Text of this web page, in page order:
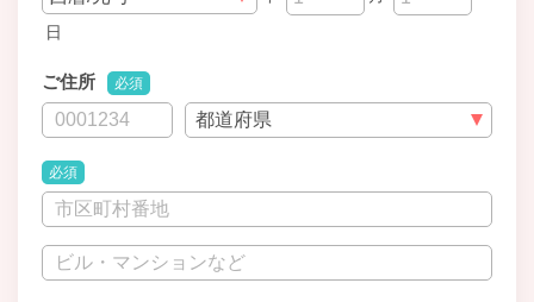
日
ご住所 必須
必須